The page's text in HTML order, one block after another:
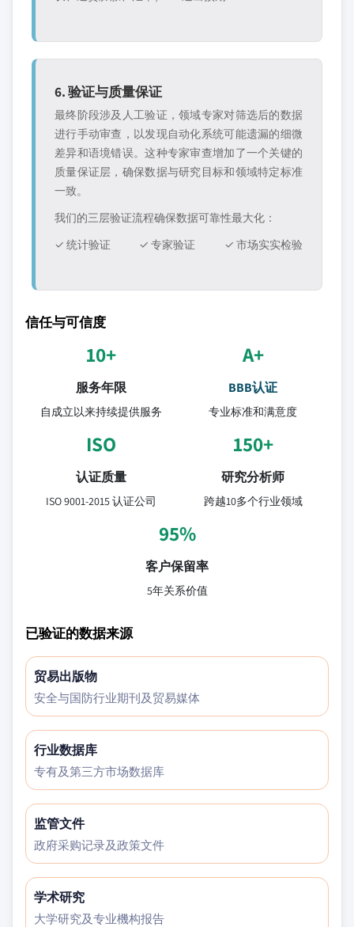
6. 验证与质量保证
最终阶段涉及人工验证，领域专家对筛选后的数据
进行手动审查，以发现自动化系统可能遗漏的细微
差异和语境错误。这种专家审查增加了一个关键的
质量保证层，确保数据与研究目标和领域特定标准
一致。
我们的三层验证流程确保数据可靠性最大化：
✓ 统计验证
✓ 专家验证 ✓ 市场实实检验
信任与可信度
10+
服务年限
自成立以来持续提供服务
A+
BBB认证
专业标准和满意度
ISO
认证质量
ISO 9001-2015 认证公司
150+
研究分析师
跨越10多个行业领域
95%
客户保留率
5年关系价值
已验证的数据来源
贸易出版物
安全与国防行业期刊及贸易媒体
行业数据库
专有及第三方市场数据库
监管文件
政府采购记录及政策文件
学术研究
大学研究及专业機构报告